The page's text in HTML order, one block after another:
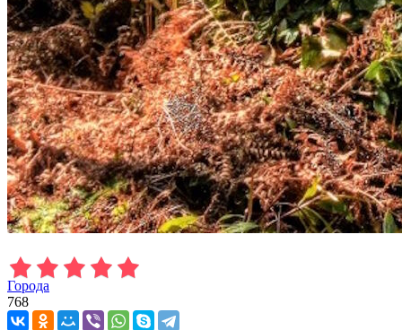
Города
768